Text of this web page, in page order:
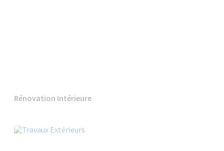
Rénovation Intérieure